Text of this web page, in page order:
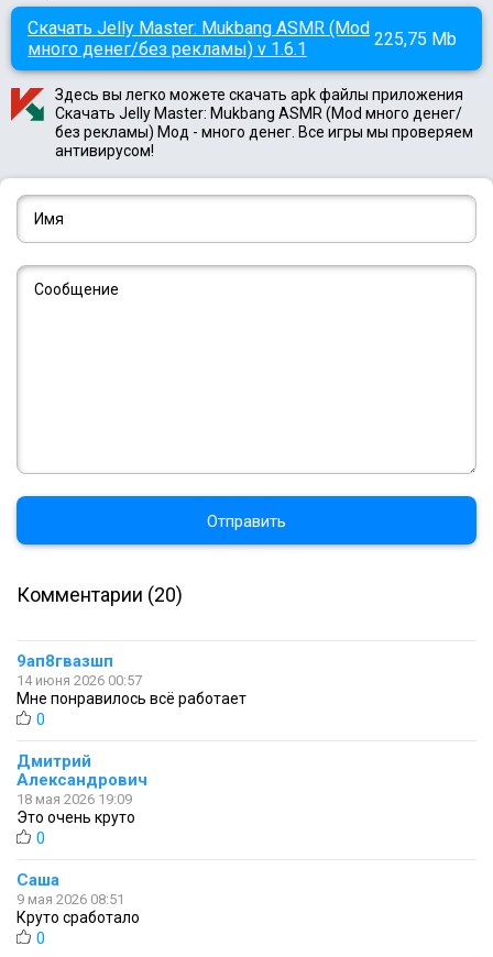
Скачать Jelly Master: Mukbang ASMR (Mod
много денег/без рекламы) v 1.6.1
225,75 Mb
Здесь вы легко можете скачать apk файлы приложения
Скачать Jelly Master: Mukbang ASMR (Mod много денег/
без рекламы) Мод - много денег. Все игры мы проверяем
антивирусом!
Отправить
Комментарии (20)
9ап8гвазшп
14 июня 2026 00:57
Мне понравилось всё работает
0
Дмитрий
Александрович
18 мая 2026 19:09
Это очень круто
0
Саша
9 мая 2026 08:51
Круто сработало
0